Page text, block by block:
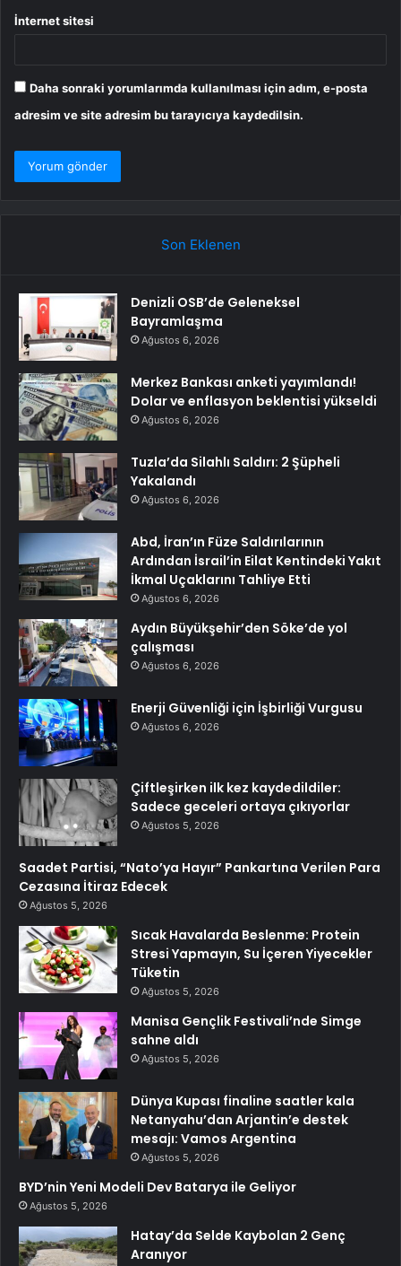
İnternet sitesi
Daha sonraki yorumlarımda kullanılması için adım, e-posta
adresim ve site adresim bu tarayıcıya kaydedilsin.
Son Eklenen
Denizli OSB’de Geleneksel
Bayramlaşma
Ağustos 6, 2026
Merkez Bankası anketi yayımlandı!
Dolar ve enflasyon beklentisi yükseldi
Ağustos 6, 2026
Tuzla’da Silahlı Saldırı: 2 Şüpheli
Yakalandı
Ağustos 6, 2026
Abd, İran’ın Füze Saldırılarının
Ardından İsrail’in Eilat Kentindeki Yakıt
İkmal Uçaklarını Tahliye Etti
Ağustos 6, 2026
Aydın Büyükşehir’den Söke’de yol
çalışması
Ağustos 6, 2026
Enerji Güvenliği için İşbirliği Vurgusu
Ağustos 6, 2026
Çiftleşirken ilk kez kaydedildiler:
Sadece geceleri ortaya çıkıyorlar
Ağustos 5, 2026
Saadet Partisi, “Nato’ya Hayır” Pankartına Verilen Para
Cezasına İtiraz Edecek
Ağustos 5, 2026
Sıcak Havalarda Beslenme: Protein
Stresi Yapmayın, Su İçeren Yiyecekler
Tüketin
Ağustos 5, 2026
Manisa Gençlik Festivali’nde Simge
sahne aldı
Ağustos 5, 2026
Dünya Kupası finaline saatler kala
Netanyahu’dan Arjantin’e destek
mesajı: Vamos Argentina
Ağustos 5, 2026
BYD’nin Yeni Modeli Dev Batarya ile Geliyor
Ağustos 5, 2026
Hatay’da Selde Kaybolan 2 Genç
Aranıyor